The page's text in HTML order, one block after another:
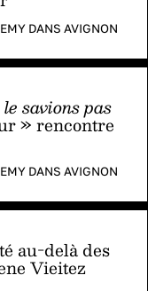
DANS AVIGNON
savions pas
» rencontre
DANS AVIGNON
au-delà des
Vieitez